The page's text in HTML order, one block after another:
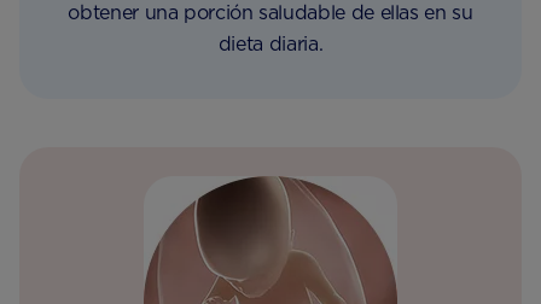
obtener una porción saludable de ellas en su
dieta diaria.